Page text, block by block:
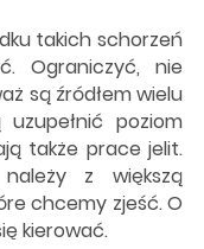
takich schorzeń
Ograniczyć, nie
są źródłem wielu
poziom
także prace jelit.
z większą
chcemy zjeść. O
kierować.